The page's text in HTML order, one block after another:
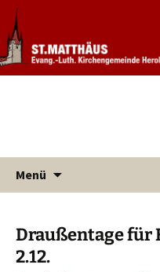
Evang.
Matthäus
Informationen rund
Kirchengemeinde
Menü
Draußentage für
2.12.